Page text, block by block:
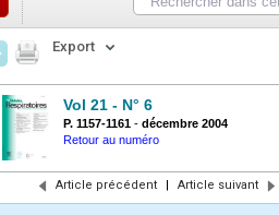
Export
Vol 21 - N° 6
P. 1157-1161 - décembre 2004
Retour au numéro
Article précédent | Article suivant